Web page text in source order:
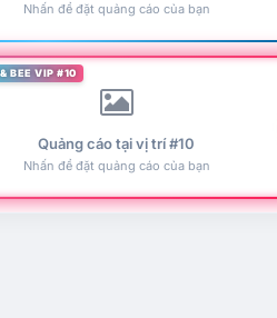
Nhấn để đặt quảng cáo của bạn
BEE VIP #10
Quảng cáo tại vị trí #10
Nhấn để đặt quảng cáo của bạn